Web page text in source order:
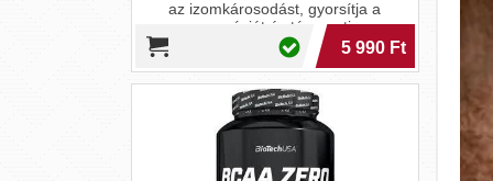
fokozza az edzéseid hatékonyságát
cukormentes formában!
12 490 Ft